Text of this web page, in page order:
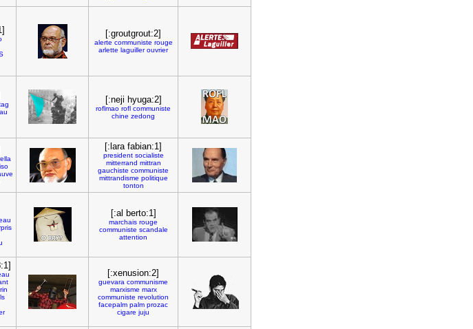
[:groutgrout:2]
alerte communiste rouge
arlette laguiller ouvrier
[:neji hyuga:2]
roflmao rofl communiste
chine zedong
[:lara fabian:1]
president socialiste
mitterrand mittran
gauchiste communiste
mittrandisme politique
tonton
[:al berto:1]
marchais rouge
communiste scandale
attention
[:xenusion:2]
guevara communisme
marxisme marx
communiste revolution
facepalm palm prozac
cigare juju